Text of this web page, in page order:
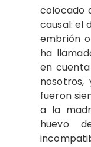
colocado
causal: el
embrión o
ha
en
nosotros,
fueron
a la
huevo